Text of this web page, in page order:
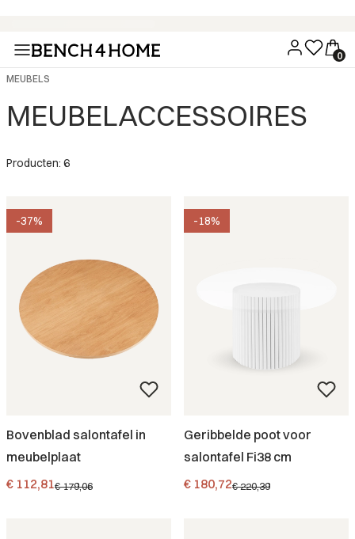
MEUBELS
MEUBELACCESSOIRES
Producten: 6
-37%
Bovenblad salontafel in
meubelplaat
Promotieprijs
€ 112,81€ 179,06
-18%
Geribbelde poot voor
salontafel Fi38 cm
Promotieprijs
€ 180,72€ 220,39